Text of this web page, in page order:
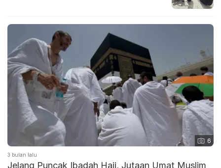
6
3 bulan lalu
Jelang Puncak Ibadah Haji, Jutaan Umat Muslim